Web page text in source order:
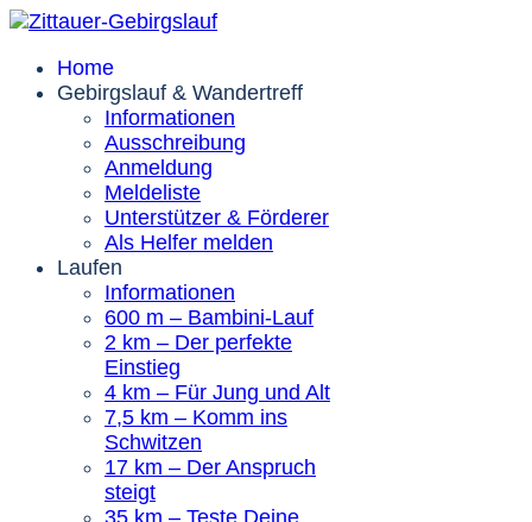
Home
Gebirgslauf & Wandertreff
Informationen
Ausschreibung
Anmeldung
Meldeliste
Unterstützer & Förderer
Als Helfer melden
Laufen
Informationen
600 m – Bambini-Lauf
2 km – Der perfekte
Einstieg
4 km – Für Jung und Alt
7,5 km – Komm ins
Schwitzen
17 km – Der Anspruch
steigt
35 km – Teste Deine